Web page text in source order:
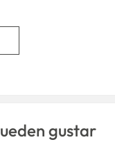
gustar